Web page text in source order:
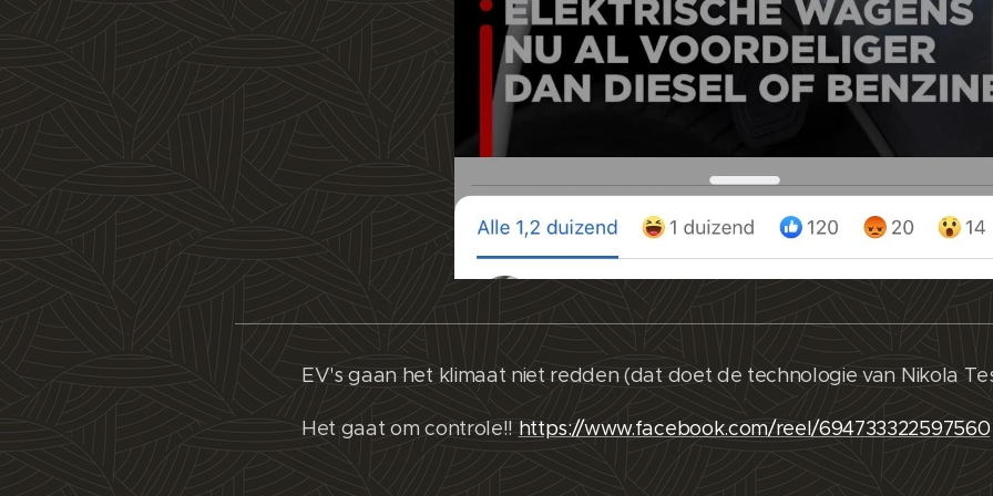
EV's gaan het klimaat niet redden (dat doet de technologie van Nikola
Het gaat om controle!! https://www.facebook.com/reel/694733322597560